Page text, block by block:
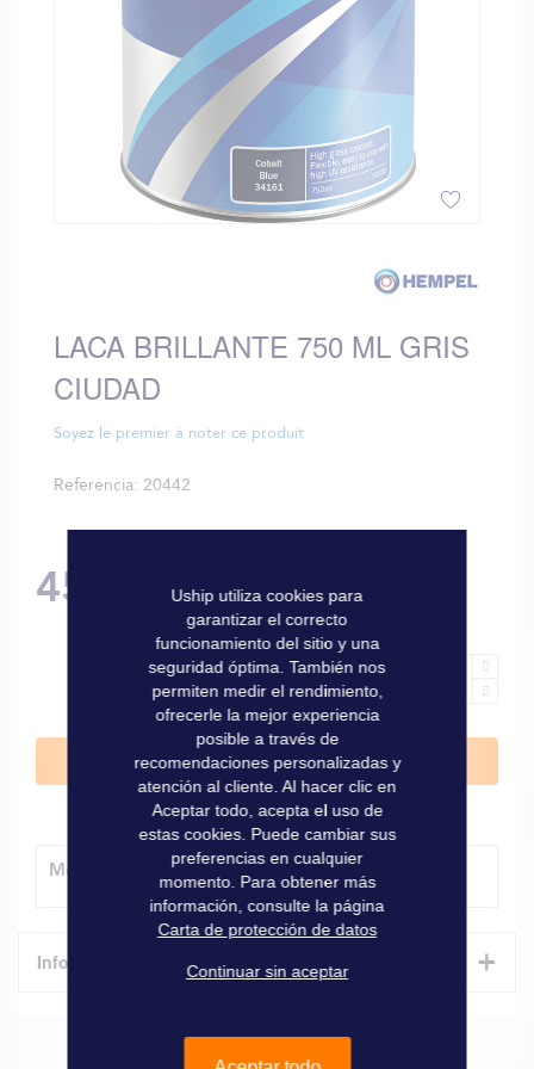
la
galería
de
LACA BRILLANTE 750 ML GRIS
CIUDAD
Soyez le premier à noter ce produit
Referencia 20442
45,50 €
Añadir al carrito
Método de entrega
Informaciones técnicas +
Características
Uship utiliza cookies para
garantizar el correcto
funcionamiento del sitio y una
seguridad óptima. También nos
permiten medir el rendimiento,
ofrecerle la mejor experiencia
posible a través de
recomendaciones personalizadas y
atención al cliente. Al hacer clic en
Aceptar todo, acepta el uso de
estas cookies. Puede cambiar sus
preferencias en cualquier
momento. Para obtener más
información, consulte la página
Carta de protección de datos
Continuar sin aceptar